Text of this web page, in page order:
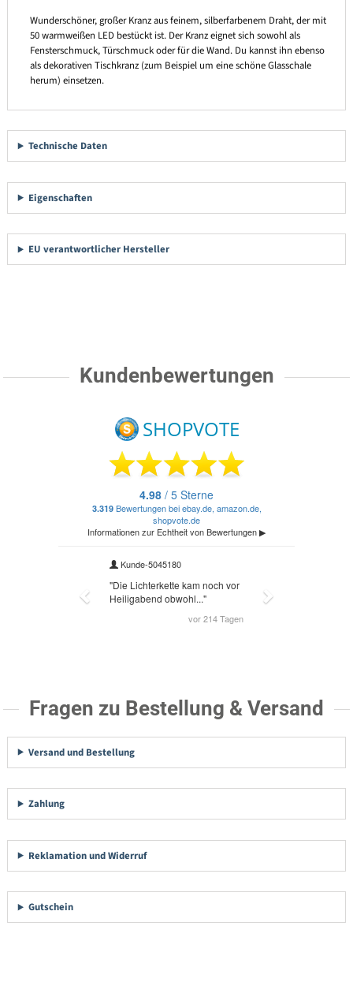
Wunderschöner, großer Kranz aus feinem, silberfarbenem Draht, der mit
50 warmweißen LED bestückt ist. Der Kranz eignet sich sowohl als
Fensterschmuck, Türschmuck oder für die Wand. Du kannst ihn ebenso
als dekorativen Tischkranz (zum Beispiel um eine schöne Glasschale
herum) einsetzen.
Technische Daten
Eigenschaften
EU verantwortlicher Hersteller
Kundenbewertungen
Fragen zu Bestellung & Versand
Versand und Bestellung
Zahlung
Reklamation und Widerruf
Gutschein